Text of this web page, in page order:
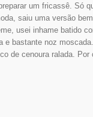
um fricassê. Só
saiu uma versão
usei inhame batido
e bastante noz
de cenoura ralada. Por